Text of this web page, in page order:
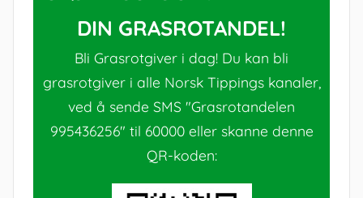
DIN GRASROTANDEL!
Bli Grasrotgiver i dag! Du kan bli
grasrotgiver i alle Norsk Tippings kanaler,
ved å sende SMS "Grasrotandelen
995436256" til 60000 eller skanne denne
QR-koden: